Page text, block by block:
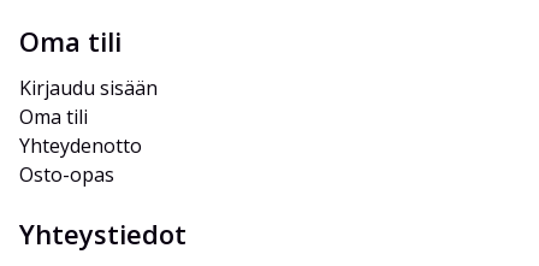
Oma tili
Kirjaudu sisään
Oma tili
Yhteydenotto
Osto-opas
Yhteystiedot